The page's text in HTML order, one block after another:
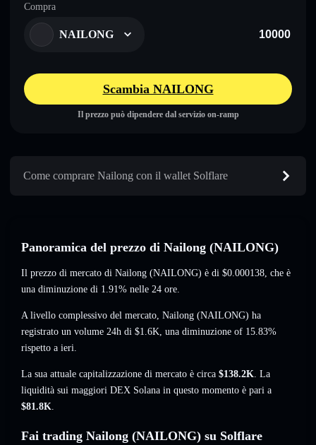
Compra
NAILONG
Scambia NAILONG
Il prezzo può dipendere dal servizio on-ramp
Come comprare Nailong con il wallet Solflare
Panoramica del prezzo di Nailong (NAILONG)
Il prezzo di mercato di Nailong (NAILONG) è di $0.000138, che è
una diminuzione di 1.91% nelle 24 ore.
A livello complessivo del mercato, Nailong (NAILONG) ha
registrato un volume 24h di $1.6K, una diminuzione of 15.83%
rispetto a ieri.
La sua attuale capitalizzazione di mercato è circa $138.2K. La
liquidità sui maggiori DEX Solana in questo momento è pari a
$81.8K.
Fai trading Nailong (NAILONG) su Solflare